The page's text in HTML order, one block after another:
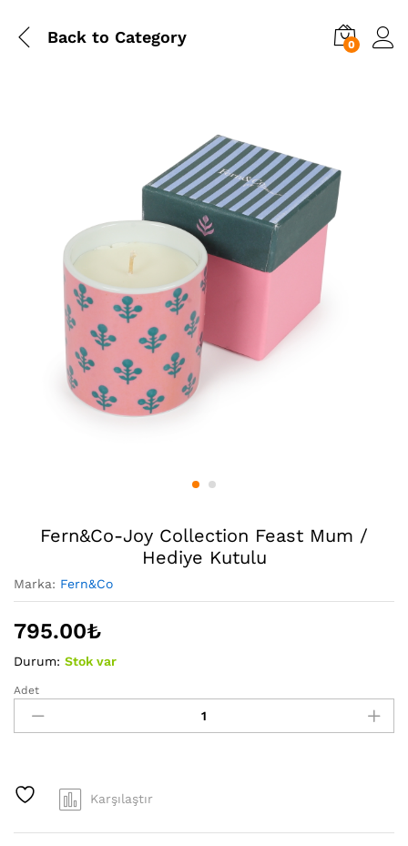
Back to Category 0
Fern&Co-Joy Collection Feast Mum /
Hediye Kutulu
Marka: Fern&Co
795.00₺
Durum: Stok var
Fern&Co-
Joy
Collection
/
Kutulu
Adet
Karşılaştır